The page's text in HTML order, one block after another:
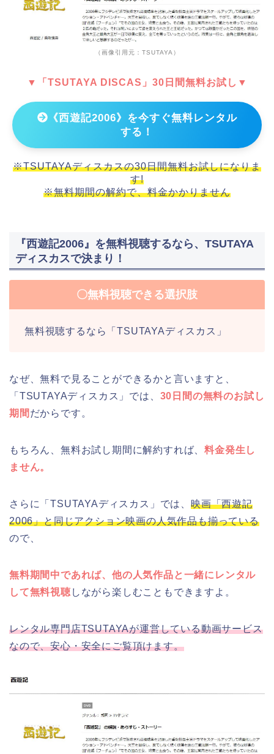
（画像引用元：TSUTAYA）
▼「TSUTAYA DISCAS」30日間無料お試し▼
《西遊記2006》を今すぐ無料レンタル
する！
※TSUTAYAディスカスの30日間無料お試しになりま
す!
※無料期間の解約で、料金かかりません
『西遊記2006』を無料視聴するなら、TSUTAYA
ディスカスで決まり！
〇無料視聴できる選択肢
無料視聴するなら「TSUTAYAディスカス」
なぜ、無料で見ることができるかと言いますと、
「TSUTAYAディスカス」では、 30日間の無料のお試し
期間 だからです。
もちろん、無料お試し期間に解約すれば、料金発生し
ません。
さらに「TSUTAYAディスカス」では、 映画「西遊記
2006」と同じアクション映画の人気作品も揃っている
ので、
無料期間中であれば、他の人気作品と一緒にレンタル
して無料視聴 しながら楽しむこともできますよ。
レンタル専門店TSUTAYAが運営している動画サービス
なので、安心・安全にご覧頂けます。